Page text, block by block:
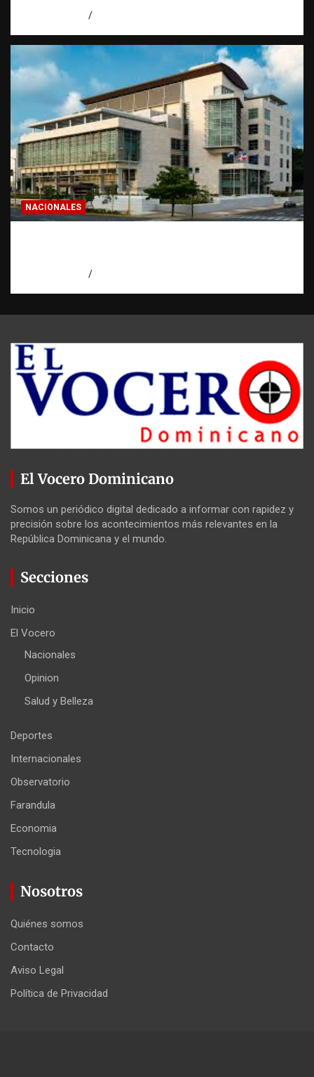
NACIONALES
El Vocero Dominicano
Somos un periódico digital dedicado a informar con rapidez y
precisión sobre los acontecimientos más relevantes en la
República Dominicana y el mundo.
Secciones
Inicio
El Vocero
Nacionales
Opinion
Salud y Belleza
Deportes
Internacionales
Observatorio
Farandula
Economia
Tecnologia
Nosotros
Quiénes somos
Contacto
Aviso Legal
Política de Privacidad